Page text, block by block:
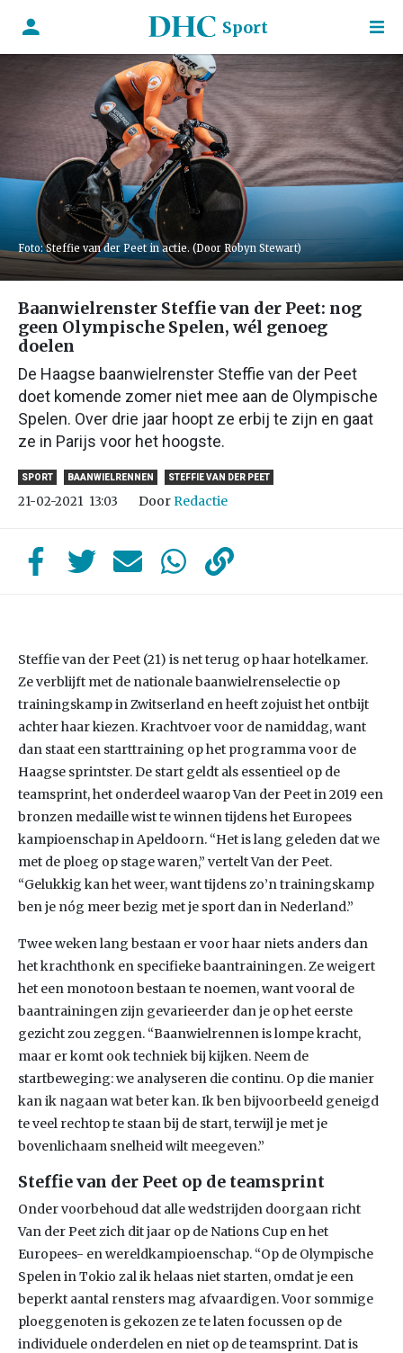
Sport
Foto: Steffie van der Peet in actie. (Door Robyn Stewart)
Baanwielrenster Steffie van der Peet: nog
geen Olympische Spelen, wél genoeg
doelen
De Haagse baanwielrenster Steffie van der Peet
doet komende zomer niet mee aan de Olympische
Spelen. Over drie jaar hoopt ze erbij te zijn en gaat
ze in Parijs voor het hoogste.
SPORT BAANWIELRENNEN STEFFIE VAN DER PEET
21-02-2021 13:03 DoorRedactie
Steffie van der Peet (21) is net terug op haar hotelkamer.
Ze verblijft met de nationale baanwielrenselectie op
trainingskamp in Zwitserland en heeft zojuist het ontbijt
achter haar kiezen. Krachtvoer voor de namiddag, want
dan staat een starttraining op het programma voor de
Haagse sprintster. De start geldt als essentieel op de
teamsprint, het onderdeel waarop Van der Peet in 2019 een
bronzen medaille wist te winnen tijdens het Europees
kampioenschap in Apeldoorn. “Het is lang geleden dat we
met de ploeg op stage waren,” vertelt Van der Peet.
“Gelukkig kan het weer, want tijdens zo’n trainingskamp
ben je nóg meer bezig met je sport dan in Nederland.”
Twee weken lang bestaan er voor haar niets anders dan
het krachthonk en specifieke baantrainingen. Ze weigert
het een monotoon bestaan te noemen, want vooral de
baantrainingen zijn gevarieerder dan je op het eerste
gezicht zou zeggen. “Baanwielrennen is lompe kracht,
maar er komt ook techniek bij kijken. Neem de
startbeweging: we analyseren die continu. Op die manier
kan ik nagaan wat beter kan. Ik ben bijvoorbeeld geneigd
te veel rechtop te staan bij de start, terwijl je met je
bovenlichaam snelheid wilt meegeven.”
Steffie van der Peet op de teamsprint
Onder voorbehoud dat alle wedstrijden doorgaan richt
Van der Peet zich dit jaar op de Nations Cup en het
Europees- en wereldkampioenschap. “Op de Olympische
Spelen in Tokio zal ik helaas niet starten, omdat je een
beperkt aantal rensters mag afvaardigen. Voor sommige
ploeggenoten is gekozen ze te laten focussen op de
individuele onderdelen en niet op de teamsprint. Dat is